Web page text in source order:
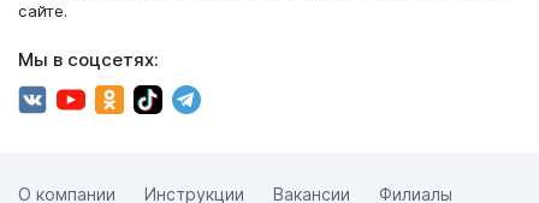
сайте.
Мы в соцсетях:
О компании Инструкции Вакансии Филиалы